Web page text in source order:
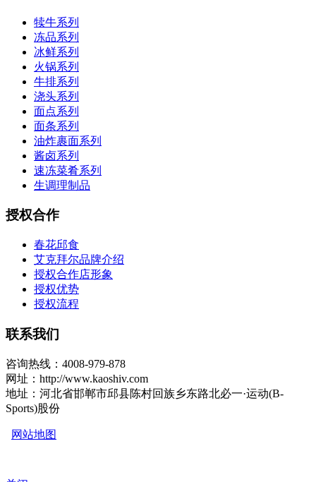
犊牛系列
冻品系列
冰鲜系列
火锅系列
牛排系列
浇头系列
面点系列
面条系列
油炸裹面系列
酱卤系列
速冻菜肴系列
生调理制品
授权合作
春花邱食
艾克拜尔品牌介绍
授权合作店形象
授权优势
授权流程
联系我们
咨询热线：4008-979-878
网址：http://www.kaoshiv.com
地址：河北省邯郸市邱县陈村回族乡东路北必一·运动(B-
Sports)股份
网站地图